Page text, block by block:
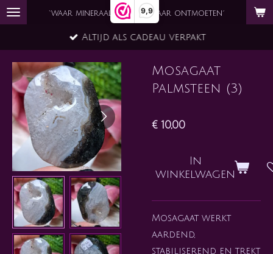
9,9
Ga
de
hoofdinhoud
`waar mineraal en ziel elkaar ontmoeten´
Altijd als cadeau verpakt
Mosagaat
Palmsteen (3)
€ 10,00
In
winkelwagen
Mosagaat werkt
aardend,
stabiliserend en trekt